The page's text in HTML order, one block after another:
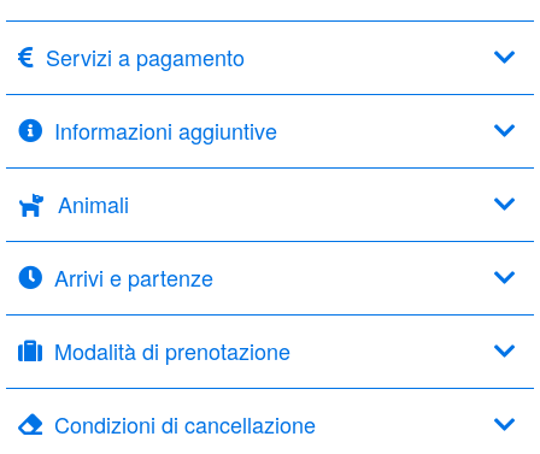
Servizi a pagamento
Informazioni aggiuntive
Animali
Arrivi e partenze
Modalità di prenotazione
Condizioni di cancellazione